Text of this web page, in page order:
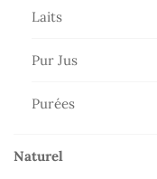
Laits
Pur Jus
Purées
Naturel